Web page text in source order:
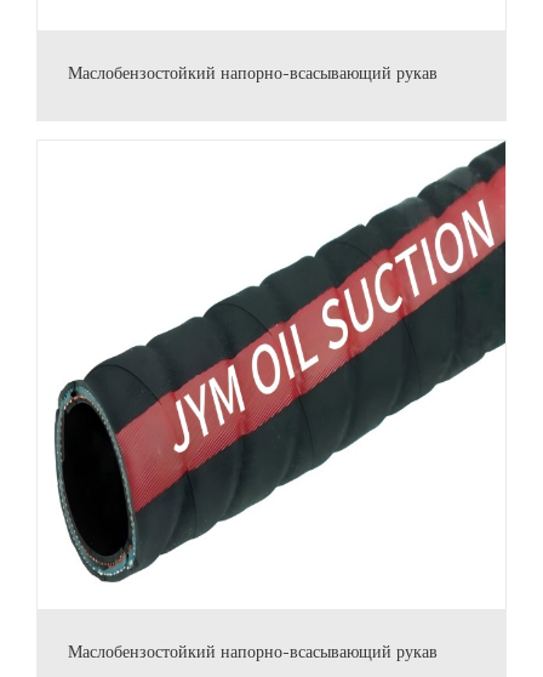
Маслобензостойкий напорно-всасывающий рукав
Маслобензостойкий напорно-всасывающий рукав